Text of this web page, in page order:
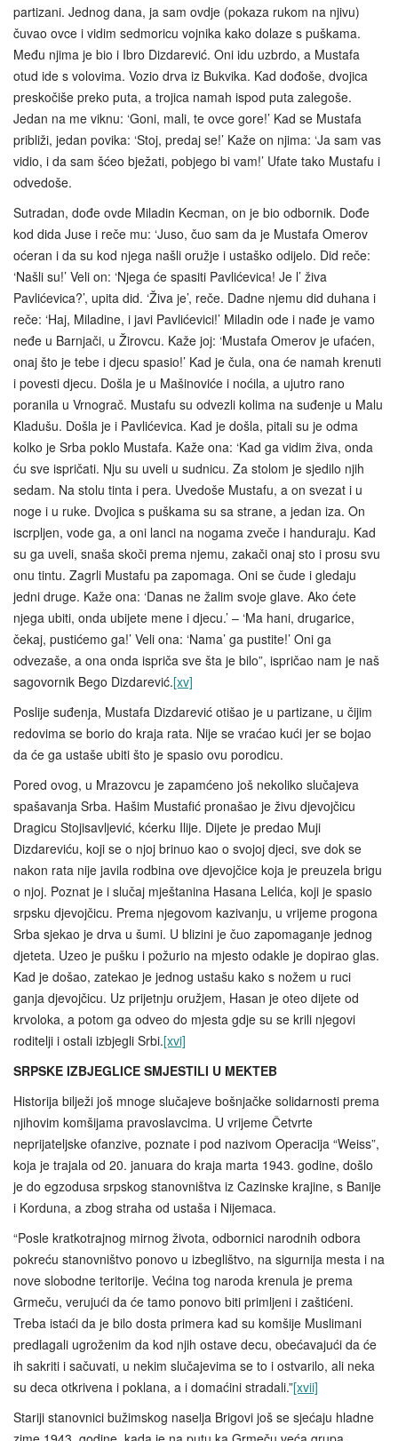
partizani. Jednog dana, ja sam ovdje (pokaza rukom na njivu)
čuvao ovce i vidim sedmoricu vojnika kako dolaze s puškama.
Među njima je bio i Ibro Dizdarević. Oni idu uzbrdo, a Mustafa
otud ide s volovima. Vozio drva iz Bukvika. Kad dođoše, dvojica
preskočiše preko puta, a trojica namah ispod puta zalegoše.
Jedan na me viknu: ‘Goni, mali, te ovce gore!’ Kad se Mustafa
približi, jedan povika: ‘Stoj, predaj se!’ Kaže on njima: ‘Ja sam vas
vidio, i da sam šćeo bježati, pobjego bi vam!’ Ufate tako Mustafu i
odvedoše.
Sutradan, dođe ovde Miladin Kecman, on je bio odbornik. Dođe
kod dida Juse i reče mu: ‘Juso, čuo sam da je Mustafa Omerov
oćeran i da su kod njega našli oružje i ustaško odijelo. Did reče:
‘Našli su!’ Veli on: ‘Njega će spasiti Pavlićevica! Je l’ živa
Pavlićevica?’, upita did. ‘Živa je’, reče. Dadne njemu did duhana i
reče: ‘Haj, Miladine, i javi Pavlićevici!’ Miladin ode i nađe je vamo
neđe u Barnjači, u Žirovcu. Kaže joj: ‘Mustafa Omerov je ufaćen,
onaj što je tebe i djecu spasio!’ Kad je čula, ona će namah krenuti
i povesti djecu. Došla je u Mašinoviće i noćila, a ujutro rano
poranila u Vrnograč. Mustafu su odvezli kolima na suđenje u Malu
Kladušu. Došla je i Pavlićevica. Kad je došla, pitali su je odma
kolko je Srba poklo Mustafa. Kaže ona: ‘Kad ga vidim živa, onda
ću sve ispričati. Nju su uveli u sudnicu. Za stolom je sjedilo njih
sedam. Na stolu tinta i pera. Uvedoše Mustafu, a on svezat i u
noge i u ruke. Dvojica s puškama su sa strane, a jedan iza. On
iscrpljen, vode ga, a oni lanci na nogama zveče i handuraju. Kad
su ga uveli, snaša skoči prema njemu, zakači onaj sto i prosu svu
onu tintu. Zagrli Mustafu pa zapomaga. Oni se čude i gledaju
jedni druge. Kaže ona: ‘Danas ne žalim svoje glave. Ako ćete
njega ubiti, onda ubijete mene i djecu.’ – ‘Ma hani, drugarice,
čekaj, pustićemo ga!’ Veli ona: ‘Nama’ ga pustite!’ Oni ga
odvezaše, a ona onda ispriča sve šta je bilo”, ispričao nam je naš
sagovornik Bego Dizdarević.[xv]
Poslije suđenja, Mustafa Dizdarević otišao je u partizane, u čijim
redovima se borio do kraja rata. Nije se vraćao kući jer se bojao
da će ga ustaše ubiti što je spasio ovu porodicu.
Pored ovog, u Mrazovcu je zapamćeno još nekoliko slučajeva
spašavanja Srba. Hašim Mustafić pronašao je živu djevojčicu
Dragicu Stojisavljević, kćerku Ilije. Dijete je predao Muji
Dizdareviću, koji se o njoj brinuo kao o svojoj djeci, sve dok se
nakon rata nije javila rodbina ove djevojčice koja je preuzela brigu
o njoj. Poznat je i slučaj mještanina Hasana Lelića, koji je spasio
srpsku djevojčicu. Prema njegovom kazivanju, u vrijeme progona
Srba sjekao je drva u šumi. U blizini je čuo zapomaganje jednog
djeteta. Uzeo je pušku i požurio na mjesto odakle je dopirao glas.
Kad je došao, zatekao je jednog ustašu kako s nožem u ruci
ganja djevojčicu. Uz prijetnju oružjem, Hasan je oteo dijete od
krvoloka, a potom ga odveo do mjesta gdje su se krili njegovi
roditelji i ostali izbjegli Srbi.[xvi]
SRPSKE IZBJEGLICE SMJESTILI U MEKTEB
Historija bilježi još mnoge slučajeve bošnjačke solidarnosti prema
njihovim komšijama pravoslavcima. U vrijeme Četvrte
neprijateljske ofanzive, poznate i pod nazivom Operacija “Weiss”,
koja je trajala od 20. januara do kraja marta 1943. godine, došlo
je do egzodusa srpskog stanovništva iz Cazinske krajine, s Banije
i Korduna, a zbog straha od ustaša i Nijemaca.
“Posle kratkotrajnog mirnog života, odbornici narodnih odbora
pokreću stanovništvo ponovo u izbeglištvo, na sigurnija mesta i na
nove slobodne teritorije. Većina tog naroda krenula je prema
Grmeču, verujući da će tamo ponovo biti primljeni i zaštićeni.
Treba istaći da je bilo dosta primera kad su komšije Muslimani
predlagali ugroženim da kod njih ostave decu, obećavajući da će
ih sakriti i sačuvati, u nekim slučajevima se to i ostvarilo, ali neka
su deca otkrivena i poklana, a i domaćini stradali.”[xvii]
Stariji stanovnici bužimskog naselja Brigovi još se sjećaju hladne